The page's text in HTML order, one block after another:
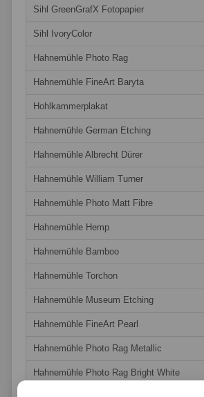
Sihl GreenGrafX Fotopapier
Sihl IvoryColor
Hahnemühle Photo Rag
Hahnemühle FineArt Baryta
Hohlkammerplakat
Hahnemühle German Etching
Hahnemühle Albrecht Dürer
Hahnemühle William Turner
Hahnemühle Photo Matt Fibre
Hahnemühle Hemp
Hahnemühle Bamboo
Hahnemühle Torchon
Hahnemühle Museum Etching
Hahnemühle FineArt Pearl
Hahnemühle Photo Rag Metallic
Hahnemühle Photo Rag Bright White